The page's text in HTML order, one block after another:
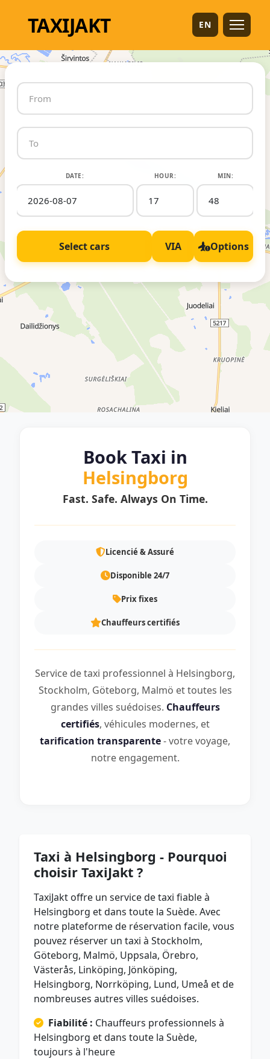
TAXIJAKT EN
DATE: HOUR: MIN:
Select cars VIA Options
Book Taxi in
Helsingborg
Fast. Safe. Always On Time.
Licencié & Assuré
Disponible 24/7
Prix fixes
Chauffeurs certifiés
Service de taxi professionnel à Helsingborg,
Stockholm, Göteborg, Malmö et toutes les
grandes villes suédoises. Chauffeurs
certifiés, véhicules modernes, et
tarification transparente- votre voyage,
notre engagement.
Taxi à Helsingborg - Pourquoi
choisir TaxiJakt ?
TaxiJakt offre un service de taxi fiable à
Helsingborg et dans toute la Suède. Avec
notre plateforme de réservation facile, vous
pouvez réserver un taxi à Stockholm,
Göteborg, Malmö, Uppsala, Örebro,
Västerås, Linköping, Jönköping,
Helsingborg, Norrköping, Lund, Umeå et de
nombreuses autres villes suédoises.
Fiabilité : Chauffeurs professionnels à
Helsingborg et dans toute la Suède,
toujours à l'heure